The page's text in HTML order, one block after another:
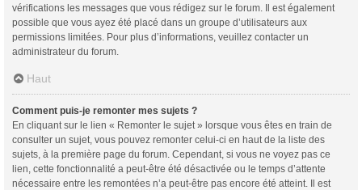
vérifications les messages que vous rédigez sur le forum. Il est également
possible que vous ayez été placé dans un groupe d’utilisateurs aux
permissions limitées. Pour plus d’informations, veuillez contacter un
administrateur du forum.
Haut
Comment puis-je remonter mes sujets ?
En cliquant sur le lien « Remonter le sujet » lorsque vous êtes en train de
consulter un sujet, vous pouvez remonter celui-ci en haut de la liste des
sujets, à la première page du forum. Cependant, si vous ne voyez pas ce
lien, cette fonctionnalité a peut-être été désactivée ou le temps d’attente
nécessaire entre les remontées n’a peut-être pas encore été atteint. Il est